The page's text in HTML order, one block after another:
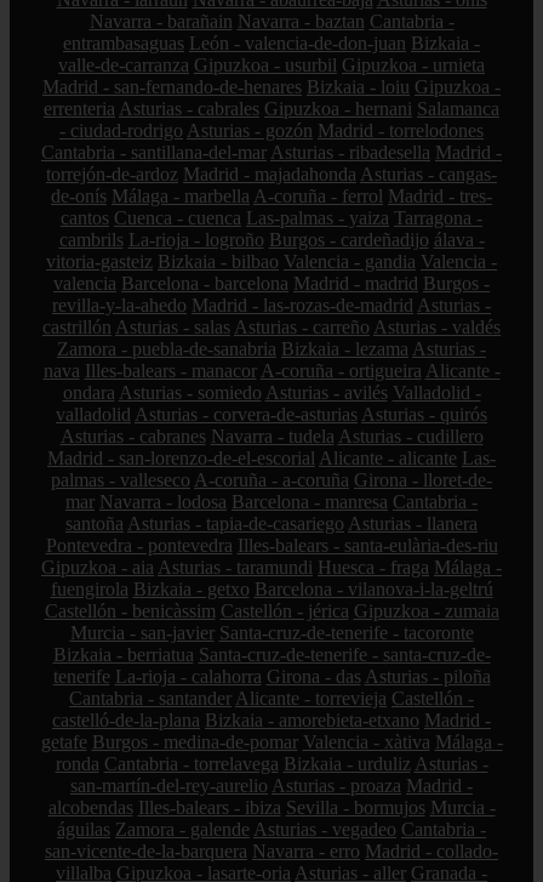
Navarra - barañain Navarra - baztan Cantabria -
entrambasaguas León - valencia-de-don-juan Bizkaia -
valle-de-carranza Gipuzkoa - usurbil Gipuzkoa - urnieta
Madrid - san-fernando-de-henares Bizkaia - loiu Gipuzkoa -
errenteria Asturias - cabrales Gipuzkoa - hernani Salamanca
- ciudad-rodrigo Asturias - gozón Madrid - torrelodones
Cantabria - santillana-del-mar Asturias - ribadesella Madrid -
torrejón-de-ardoz Madrid - majadahonda Asturias - cangas-
de-onís Málaga - marbella A-coruña - ferrol Madrid - tres-
cantos Cuenca - cuenca Las-palmas - yaiza Tarragona -
cambrils La-rioja - logroño Burgos - cardeñadijo álava -
vitoria-gasteiz Bizkaia - bilbao Valencia - gandia Valencia -
valencia Barcelona - barcelona Madrid - madrid Burgos -
revilla-y-la-ahedo Madrid - las-rozas-de-madrid Asturias -
castrillón Asturias - salas Asturias - carreño Asturias - valdés
Zamora - puebla-de-sanabria Bizkaia - lezama Asturias -
nava Illes-balears - manacor A-coruña - ortigueira Alicante -
ondara Asturias - somiedo Asturias - avilés Valladolid -
valladolid Asturias - corvera-de-asturias Asturias - quirós
Asturias - cabranes Navarra - tudela Asturias - cudillero
Madrid - san-lorenzo-de-el-escorial Alicante - alicante Las-
palmas - valleseco A-coruña - a-coruña Girona - lloret-de-
mar Navarra - lodosa Barcelona - manresa Cantabria -
santoña Asturias - tapia-de-casariego Asturias - llanera
Pontevedra - pontevedra Illes-balears - santa-eulària-des-riu
Gipuzkoa - aia Asturias - taramundi Huesca - fraga Málaga -
fuengirola Bizkaia - getxo Barcelona - vilanova-i-la-geltrú
Castellón - benicàssim Castellón - jérica Gipuzkoa - zumaia
Murcia - san-javier Santa-cruz-de-tenerife - tacoronte
Bizkaia - berriatua Santa-cruz-de-tenerife - santa-cruz-de-
tenerife La-rioja - calahorra Girona - das Asturias - piloña
Cantabria - santander Alicante - torrevieja Castellón -
castelló-de-la-plana Bizkaia - amorebieta-etxano Madrid -
getafe Burgos - medina-de-pomar Valencia - xàtiva Málaga -
ronda Cantabria - torrelavega Bizkaia - urduliz Asturias -
san-martín-del-rey-aurelio Asturias - proaza Madrid -
alcobendas Illes-balears - ibiza Sevilla - bormujos Murcia -
águilas Zamora - galende Asturias - vegadeo Cantabria -
san-vicente-de-la-barquera Navarra - erro Madrid - collado-
villalba Gipuzkoa - lasarte-oria Asturias - aller Granada -